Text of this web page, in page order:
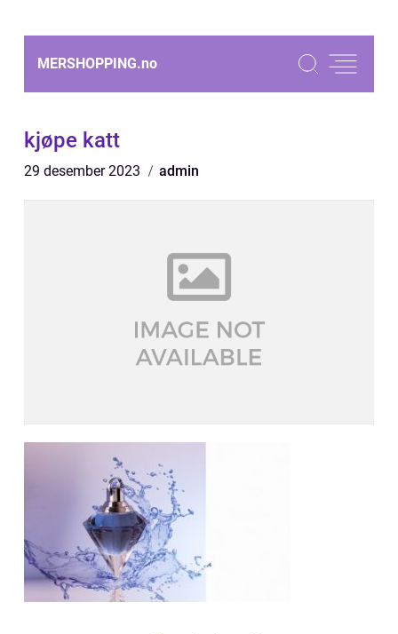
MERSHOPPING.no
kjøpe katt
29 desember 2023 admin